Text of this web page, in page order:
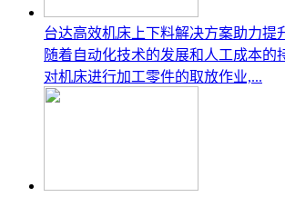
台达高效机床上下料解决方案助力提
随着自动化技术的发展和人工成本
对机床进行加工零件的取放作业,...